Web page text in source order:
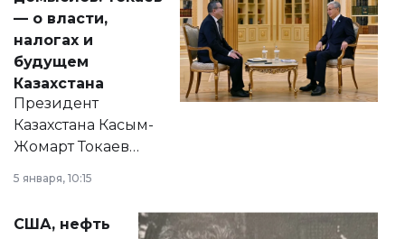
— о власти,
налогах и
будущем
Казахстана
Президент
Казахстана Касым-
Жомарт Токаев
сразу несколько
актуальных тем —
от слухов о
5 января, 10:15
США, нефть